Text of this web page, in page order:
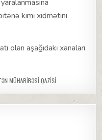
kimi xidmətini
olan aşağıdakı xanaları
MÜHARIBƏSI QAZISI